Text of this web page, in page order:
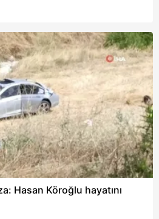
Hasan Köroğlu hayatını